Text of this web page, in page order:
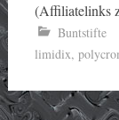
(Affiliatelinks
Buntstifte
limidix,